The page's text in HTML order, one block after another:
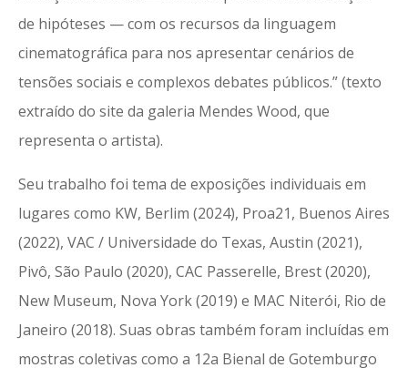
de hipóteses — com os recursos da linguagem
cinematográfica para nos apresentar cenários de
tensões sociais e complexos debates públicos.” (texto
extraído do site da galeria Mendes Wood, que
representa o artista).
Seu trabalho foi tema de exposições individuais em
lugares como KW, Berlim (2024), Proa21, Buenos Aires
(2022), VAC / Universidade do Texas, Austin (2021),
Pivô, São Paulo (2020), CAC Passerelle, Brest (2020),
New Museum, Nova York (2019) e MAC Niterói, Rio de
Janeiro (2018). Suas obras também foram incluídas em
mostras coletivas como a 12a Bienal de Gotemburgo